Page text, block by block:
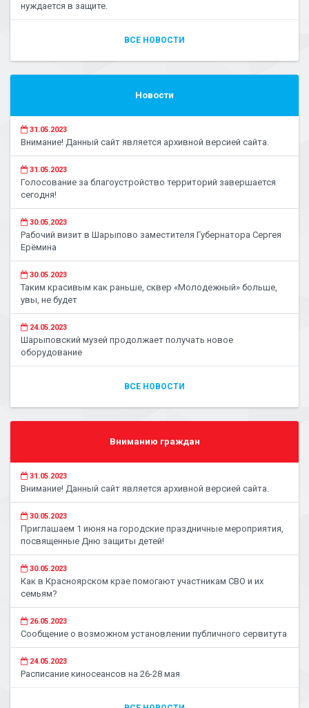
нуждается в защите.
ВСЕ НОВОСТИ
Новости
31.05.2023
Внимание! Данный сайт является архивной версией сайта.
31.05.2023
Голосование за благоустройство территорий завершается
сегодня!
30.05.2023
Рабочий визит в Шарыпово заместителя Губернатора Сергея
Ерёмина
30.05.2023
Таким красивым как раньше, сквер «Молодежный» больше,
увы, не будет
24.05.2023
Шарыповский музей продолжает получать новое
оборудование
ВСЕ НОВОСТИ
Вниманию граждан
31.05.2023
Внимание! Данный сайт является архивной версией сайта.
30.05.2023
Приглашаем 1 июня на городские праздничные мероприятия,
посвященные Дню защиты детей!
30.05.2023
Как в Красноярском крае помогают участникам СВО и их
семьям?
26.05.2023
Сообщение о возможном установлении публичного сервитута
24.05.2023
Расписание киносеансов на 26-28 мая